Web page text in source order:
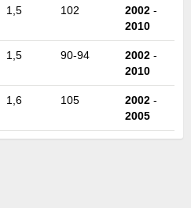
1,5 102 2002 -
2010
1,5 90-94 2002 -
2010
1,6 105 2002 -
2005